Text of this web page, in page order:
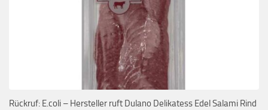
Rückruf: E.coli – Hersteller ruft Dulano Delikatess Edel Salami Rind